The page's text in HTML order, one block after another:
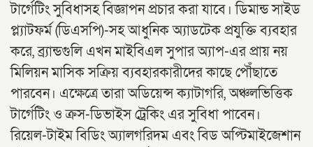
টার্গেটিং সুবিধাসহ বিজ্ঞাপন প্রচার করা যাবে। ডিমান্ড সাইড
প্ল্যাটফর্ম (ডিএসপি)-সহ আধুনিক অ্যাডটেক প্রযুক্তি ব্যবহার
করে, ব্র্যান্ডগুলি এখন মাইবিএল সুপার অ্যাপ-এর প্রায় নয়
মিলিয়ন মাসিক সক্রিয় ব্যবহারকারীদের কাছে পৌঁছাতে
পারবেন। এক্ষেত্রে তারা অডিয়েন্স ক্যাটাগরি, অঞ্চলভিত্তিক
টার্গেটিং ও ক্রস-ডিভাইস ট্রেকিং এর সুবিধা পাবেন।
রিয়েল-টাইম বিডিং অ্যালগরিদম এবং বিড অপ্টিমাইজেশান